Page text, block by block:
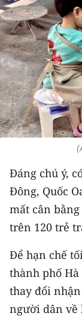
THỂ THAO
GIÁO DỤC
Y TẾ
KHOA HỌC -
MÔI TRƯỜNG
BẠN ĐỌC
KIỂM CHỨNG
TRI THỨC
54 DÂN TỘC
CHƯƠNG
MỘT SẢN
Đáng chú ý,
Đông, Quốc
mất cân
trên 120 trẻ
Để hạn chế
thành phố
thay đổi
người dân về